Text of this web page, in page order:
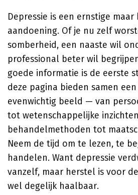
Depressie is een ernstige
aandoening. Of je nu zelf
somberheid, een naaste wil
professional beter wil
goede informatie is de eerste
deze pagina bieden samen
evenwichtig beeld — van
tot wetenschappelijke
behandelmethoden tot
Neem de tijd om te lezen, te
handelen. Want depressie
vanzelf, maar herstel is voor
wel degelijk haalbaar.